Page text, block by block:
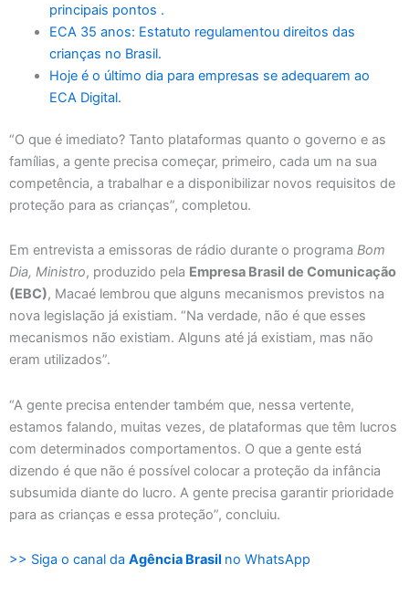
principais pontos .
ECA 35 anos: Estatuto regulamentou direitos das
crianças no Brasil.
Hoje é o último dia para empresas se adequarem ao
ECA Digital.
“O que é imediato? Tanto plataformas quanto o governo e as
famílias, a gente precisa começar, primeiro, cada um na sua
competência, a trabalhar e a disponibilizar novos requisitos de
proteção para as crianças”, completou.
Em entrevista a emissoras de rádio durante o programa Bom
Dia, Ministro, produzido pela Empresa Brasil de Comunicação
(EBC), Macaé lembrou que alguns mecanismos previstos na
nova legislação já existiam. “Na verdade, não é que esses
mecanismos não existiam. Alguns até já existiam, mas não
eram utilizados”.
“A gente precisa entender também que, nessa vertente,
estamos falando, muitas vezes, de plataformas que têm lucros
com determinados comportamentos. O que a gente está
dizendo é que não é possível colocar a proteção da infância
subsumida diante do lucro. A gente precisa garantir prioridade
para as crianças e essa proteção”, concluiu.
>> Siga o canal da Agência Brasil no WhatsApp